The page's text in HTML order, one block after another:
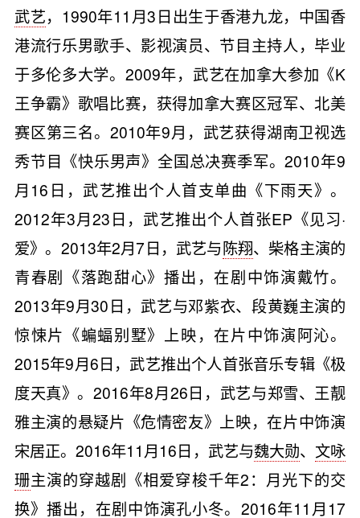
武艺，1990年11月3日出生于香港九龙，中国香
港流行乐男歌手、影视演员、节目主持人，毕业
于多伦多大学。2009年，武艺在加拿大参加《K
王争霸》歌唱比赛，获得加拿大赛区冠军、北美
赛区第三名。2010年9月，武艺获得湖南卫视选
秀节目《快乐男声》全国总决赛季军。2010年9
月16日，武艺推出个人首支单曲《下雨天》。
2012年3月23日，武艺推出个人首张EP《见习·
爱》。2013年2月7日，武艺与陈翔、柴格主演的
青春剧《落跑甜心》播出，在剧中饰演戴竹。
2013年9月30日，武艺与邓紫衣、段黄巍主演的
惊悚片《蝙蝠别墅》上映，在片中饰演阿沁。
2015年9月6日，武艺推出个人首张音乐专辑《极
度天真》。2016年8月26日，武艺与郑雪、王靓
雅主演的悬疑片《危情密友》上映，在片中饰演
宋居正。2016年11月16日，武艺与魏大勋、 文咏
珊主演的穿越剧《相爱穿梭千年2：月光下的交
换》播出，在剧中饰演孔小冬。2016年11月17